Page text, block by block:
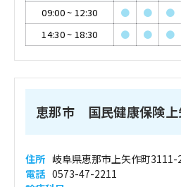
09:00~ 12:30 ● ● ●
14:30~ 18:30 ● ● ●
恵那市 国民健康保険上
住所 岐阜県恵那市上矢作町3111-
電話 0573-47-2211